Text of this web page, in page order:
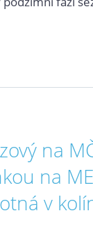
na
na
v